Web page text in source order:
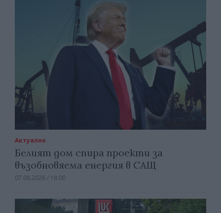
Актуално
Белият дом спира проекти за
възобновяема енергия в САЩ
07.08.2026 / 18:00